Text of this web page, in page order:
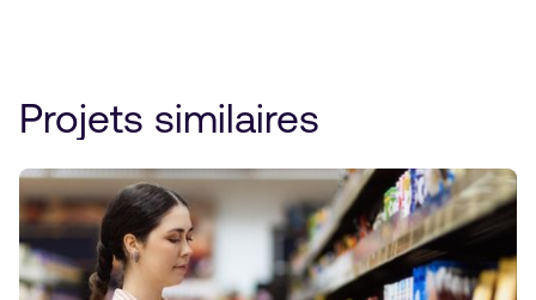
Projets similaires